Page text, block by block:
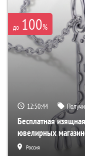
до 100%
12:50:42
Бесплатная
ювелирных
Россия